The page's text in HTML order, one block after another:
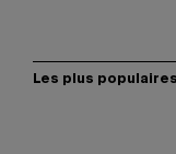
Les plus populaires